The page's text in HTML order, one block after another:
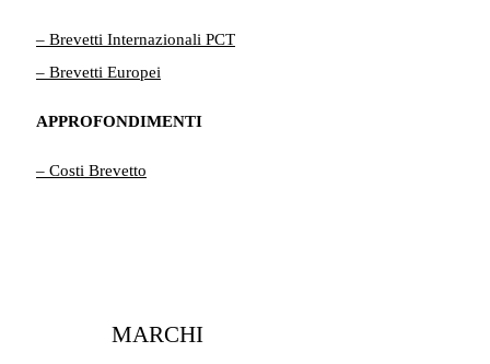
– Brevetti Internazionali PCT
– Brevetti Europei
APPROFONDIMENTI
– Costi Brevetto
MARCHI